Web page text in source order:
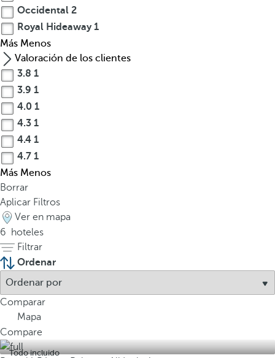
Occidental 2
Royal Hideaway1
Más Menos
Valoración de los clientes
3.8 1
3.9 1
4.0 1
4.3 1
4.4 1
4.7 1
Más Menos
Borrar
Aplicar Filtros
Ver en mapa
6
hoteles
Filtrar
Ordenar
Comparar
Mapa
Compare
Todo incluido
a
r
a
d
a
P
a
t
r
i
m
o
n
i
o
d
e
l
a
H
u
m
a
n